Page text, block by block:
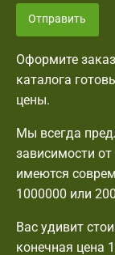
Отправить
Оформите
каталога
цены.
Мы всегда
зависимости
имеются
1000000 или
Вас удивит
конечная цена